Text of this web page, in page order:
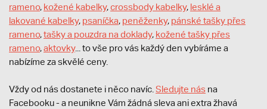
rameno, kožené kabelky,crossbody kabelky, lesklé a
lakované kabelky, psaníčka, peněženky, pánské tašky přes
rameno,tašky a pouzdra na doklady, kožené tašky přes
rameno,aktovky... to vše pro vás každý den vybíráme a
nabízíme za skvělé ceny.
Vždy od nás dostanete i něco navíc. Sledujte nás na
Facebooku - a neunikne Vám žádná sleva ani extra žhavá